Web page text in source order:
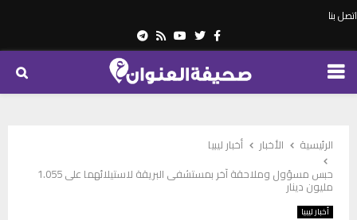
اتصل بنا
Facebook
Twitter
Youtube
Rss
Telegram
PRIMARY
الرئيسية الأخبار
أخبار ليبيا
حبس مسؤول وملاحقة آخر بمستشفى البريقة لاستيلائهما على 1.055
مليون دينار
أخبار ليبيا